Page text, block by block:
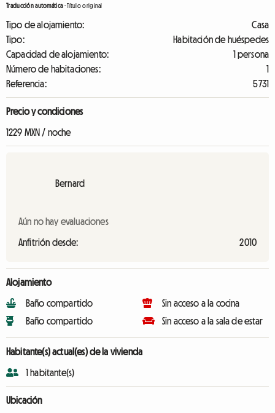
Traducción automática-Título original
Tipo de alojamiento:
Casa
Tipo:
Habitación de huéspedes
Capacidad de alojamiento:
1 persona
Número de habitaciones:
1
Referencia:
5731
Precio y condiciones
1229 MXN / noche
Bernard
Aún no hay evaluaciones
Anfitrión desde: 2010
Alojamiento
Baño compartido
Baño compartido
Sin acceso a la cocina
Sin acceso a la sala de estar
Habitante(s) actual(es) de la vivienda
1 habitante(s)
Ubicación